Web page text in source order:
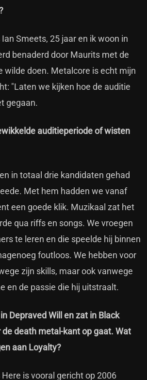
Smeets, 25 jaar en ik woon in
benaderd door Maurits met de
wilde doen. Metalcore is echt mijn
"Laten we kijken hoe de auditie
gegaan.
auditieperiode of wisten
in totaal drie kandidaten gehad
Met hem hadden we vanaf
een goede klik. Muzikaal zat het
qua riffs en songs. We vroegen
te leren en die speelde hij binnen
foutloos. We hebben voor
zijn skills, maar ook vanwege
en de passie die hij uitstraalt.
Depraved Will en zat in Black
death metal-kant op gaat. Wat
aan Loyalty?
is vooral gericht op 2006